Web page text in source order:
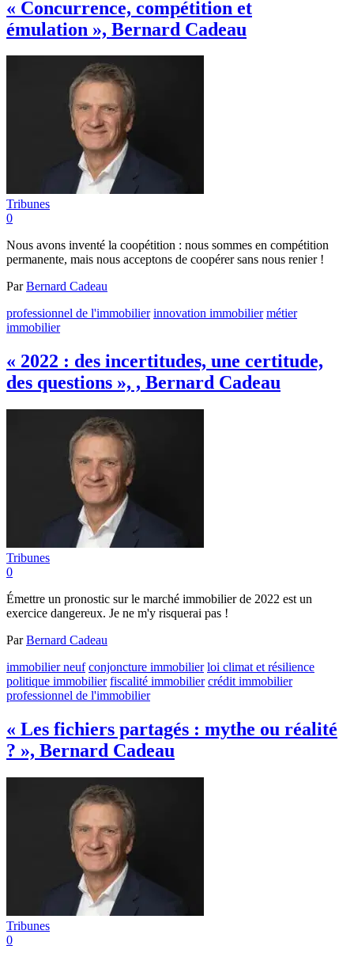
« Concurrence, compétition et
émulation », Bernard Cadeau
Tribunes
0
Nous avons inventé la coopétition : nous sommes en compétition
permanente, mais nous acceptons de coopérer sans nous renier !
ParBernard Cadeau
professionnel de l'immobilier innovation immobilier métier
immobilier
« 2022 : des incertitudes, une certitude,
des questions », , Bernard Cadeau
Tribunes
0
Émettre un pronostic sur le marché immobilier de 2022 est un
exercice dangereux. Je ne m'y risquerai pas !
ParBernard Cadeau
immobilier neuf conjoncture immobilier loi climat et résilience
politique immobilier fiscalité immobilier crédit immobilier
professionnel de l'immobilier
« Les fichiers partagés : mythe ou réalité
? », Bernard Cadeau
Tribunes
0